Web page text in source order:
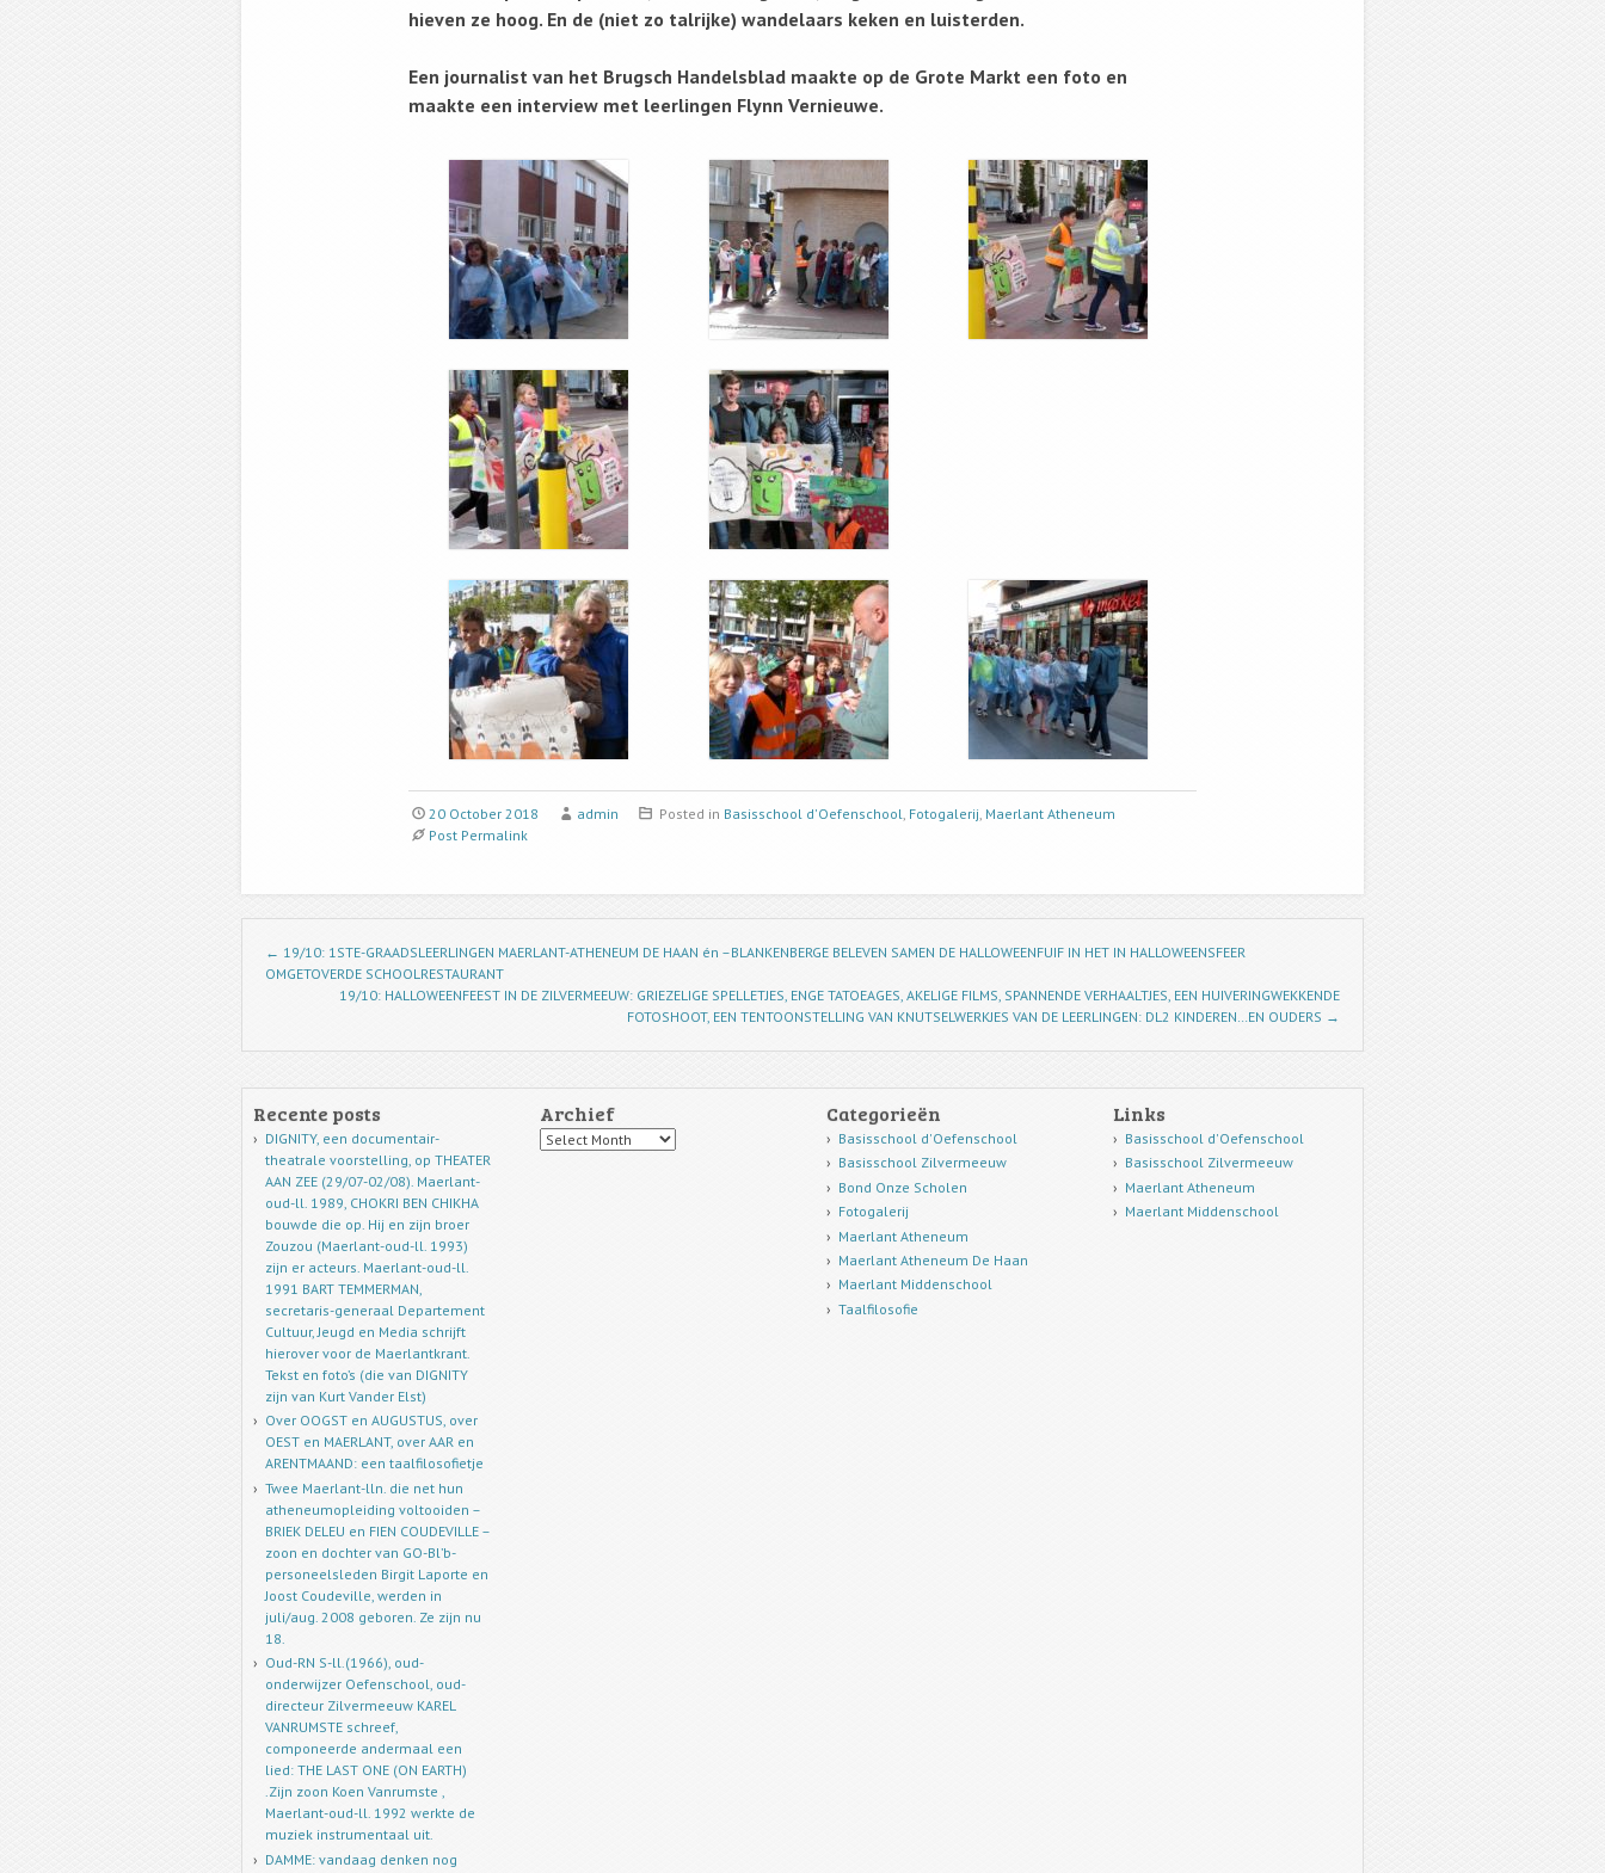
hieven ze hoog. En de (niet zo talrijke) wandelaars keken en luisterden.
Een journalist van het Brugsch Handelsblad maakte op de Grote Markt een foto en
maakte een interview met leerlingen Flynn Vernieuwe.
20 October 2018 admin Posted in Basisschool d'Oefenschool, Fotogalerij, Maerlant Atheneum
Post Permalink
Post navigation
← 19/10: 1STE-GRAADSLEERLINGEN MAERLANT-ATHENEUM DE HAAN én –BLANKENBERGE BELEVEN SAMEN DE HALLOWEENFUIF IN HET IN HALLOWEENSFEER
OMGETOVERDE SCHOOLRESTAURANT
19/10: HALLOWEENFEEST IN DE ZILVERMEEUW: GRIEZELIGE SPELLETJES, ENGE TATOEAGES, AKELIGE FILMS, SPANNENDE VERHAALTJES, EEN HUIVERINGWEKKENDE
FOTOSHOOT, EEN TENTOONSTELLING VAN KNUTSELWERKJES VAN DE LEERLINGEN: DL2 KINDEREN…EN OUDERS →
Recente posts
DIGNITY, een documentair-
theatrale voorstelling, op THEATER
AAN ZEE (29/07-02/08). Maerlant-
oud-ll. 1989, CHOKRI BEN CHIKHA
bouwde die op. Hij en zijn broer
Zouzou (Maerlant-oud-ll. 1993)
zijn er acteurs. Maerlant-oud-ll.
1991 BART TEMMERMAN,
secretaris-generaal Departement
Cultuur, Jeugd en Media schrijft
hierover voor de Maerlantkrant.
Tekst en foto’s (die van DIGNITY
zijn van Kurt Vander Elst)
Over OOGST en AUGUSTUS, over
OEST en MAERLANT, over AAR en
ARENTMAAND: een taalfilosofietje
Twee Maerlant-lln. die net hun
atheneumopleiding voltooiden –
BRIEK DELEU en FIEN COUDEVILLE –
zoon en dochter van GO-Bl’b-
personeelsleden Birgit Laporte en
Joost Coudeville, werden in
juli/aug. 2008 geboren. Ze zijn nu
18.
Oud-RN S-ll.(1966), oud-
onderwijzer Oefenschool, oud-
directeur Zilvermeeuw KAREL
VANRUMSTE schreef,
componeerde andermaal een
lied: THE LAST ONE (ON EARTH)
.Zijn zoon Koen Vanrumste ,
Maerlant-oud-ll. 1992 werkte de
muziek instrumentaal uit.
DAMME: vandaag denken nog
Archief
Archief
Categorieën
Basisschool d'Oefenschool
Basisschool Zilvermeeuw
Bond Onze Scholen
Fotogalerij
Maerlant Atheneum
Maerlant Atheneum De Haan
Maerlant Middenschool
Taalfilosofie
Links
Basisschool d'Oefenschool
Basisschool Zilvermeeuw
Maerlant Atheneum
Maerlant Middenschool